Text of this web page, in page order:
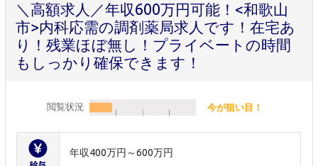
＼高額求人／年収600万円可能！<和歌山
市>内科応需の調剤薬局求人です！在宅あ
り！残業ほぼ無し！プライベートの時間
もしっかり確保できます！
閲覧状況 今が狙い目！
年収400万円～600万円